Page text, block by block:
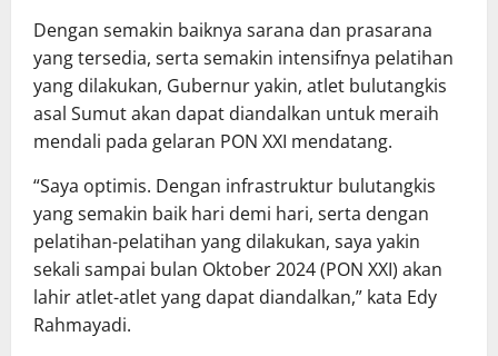
Dengan semakin baiknya sarana dan prasarana
yang tersedia, serta semakin intensifnya pelatihan
yang dilakukan, Gubernur yakin, atlet bulutangkis
asal Sumut akan dapat diandalkan untuk meraih
mendali pada gelaran PON XXI mendatang.
“Saya optimis. Dengan infrastruktur bulutangkis
yang semakin baik hari demi hari, serta dengan
pelatihan-pelatihan yang dilakukan, saya yakin
sekali sampai bulan Oktober 2024 (PON XXI) akan
lahir atlet-atlet yang dapat diandalkan,” kata Edy
Rahmayadi.